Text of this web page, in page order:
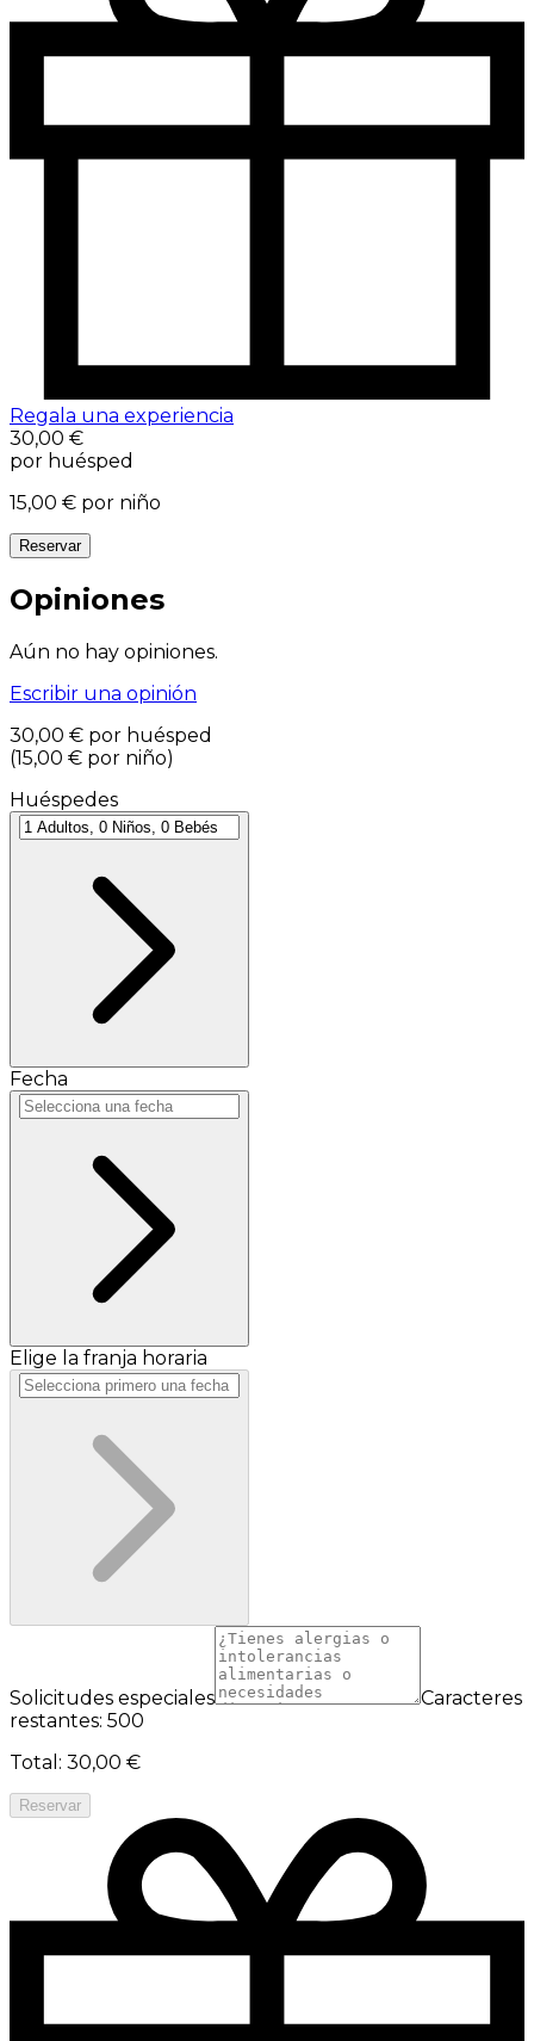
Regala una experiencia
30,00 €
por huésped
15,00 € por niño
Reservar
Opiniones
Aún no hay opiniones.
Escribir una opinión
30,00 € por huésped
(15,00 € por niño)
Huéspedes
Fecha
Elige la franja horaria
Solicitudes especiales
Caracteres
restantes: 500
Total : 30,00 €
Reservar